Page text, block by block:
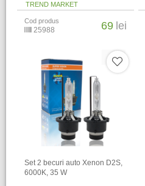
TREND MARKET
Cod produs
25988 69 lei
Set 2 becuri auto Xenon D2S,
6000K, 35 W